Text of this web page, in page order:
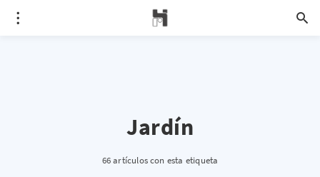
Jardín
66 artículos con esta etiqueta